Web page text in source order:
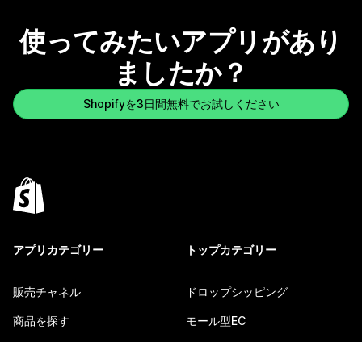
使ってみたいアプリがあり
ましたか？
Shopifyを3日間無料でお試しください
アプリカテゴリー
販売チャネル
商品を探す
トップカテゴリー
ドロップシッピング
モール型EC